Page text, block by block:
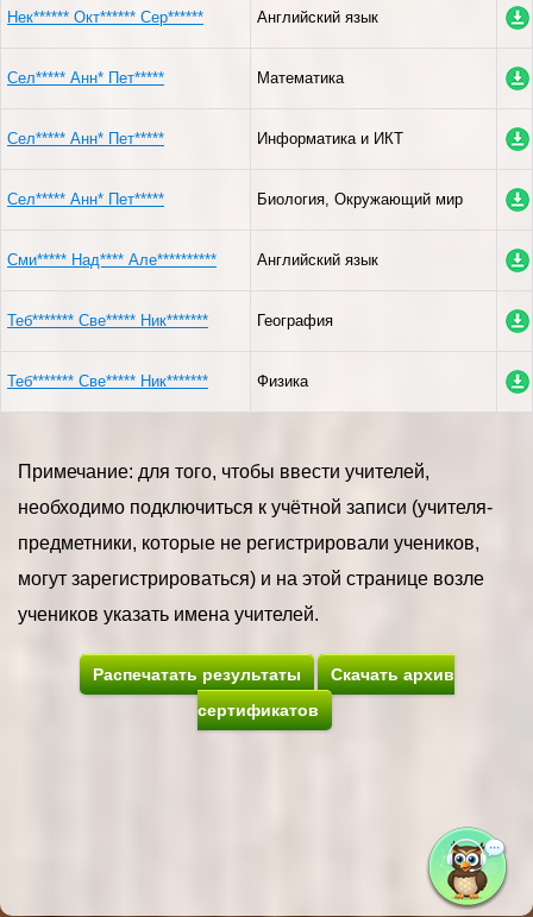
Нек****** Окт****** Сер****** Английский язык
Сел***** Анн* Пет***** Математика
Сел***** Анн* Пет***** Информатика и ИКТ
Сел***** Анн* Пет***** Биология, Окружающий мир
Сми***** Над**** Але********** Английский язык
Теб******* Све***** Ник******* География
Теб******* Све***** Ник******* Физика
Примечание: для того, чтобы ввести учителей,
необходимо подключиться к учётной записи (учителя-
предметники, которые не регистрировали учеников,
могут зарегистрироваться) и на этой странице возле
учеников указать имена учителей.
Распечатать результаты
Скачать архив
сертификатов